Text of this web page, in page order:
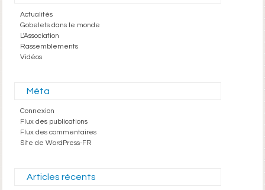
Actualités
Gobelets dans le monde
L'Association
Rassemblements
Vidéos
Méta
Connexion
Flux des publications
Flux des commentaires
Site de WordPress-FR
Articles récents